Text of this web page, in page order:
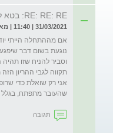
RE: RE: RE: בטא לא מכפילה את עצמה
31/03/2021 | 11:40 | מאת: ליה
אם מההתחלה הייתי
נוגעת בשום דבר
וסביר להניח שזו
אני רק שואלת כדי
שהעובר מתפתח, בגלל
תגובה